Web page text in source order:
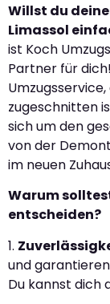
Willst du
Limassol
ist Koch
Partner für
zugeschnitten
sich um den
von der
im neuen
Warum
entscheiden?
1.
und
Du kannst dich